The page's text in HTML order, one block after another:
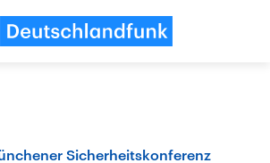
Sicherheitskonferenz